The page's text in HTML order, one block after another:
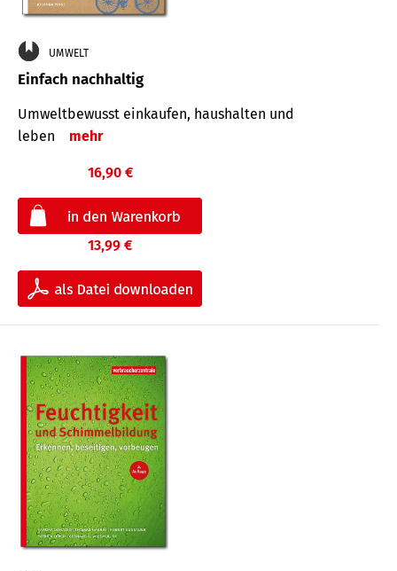
UMWELT
Einfach nachhaltig
Umweltbewusst einkaufen, haushalten und
leben
mehr
16,90 €
13,99 €